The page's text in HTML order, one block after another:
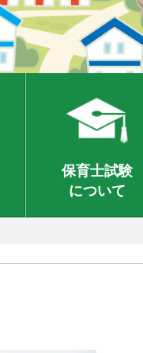
保育士試験
について